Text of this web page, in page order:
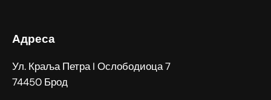
Адреса
Ул. Краља Петра I Ослободиоца 7
74450 Брод